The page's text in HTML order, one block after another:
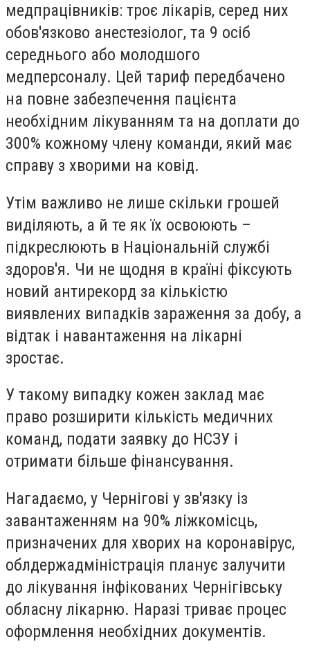
медпрацівників: троє лікарів, серед них
обов'язково анестезіолог, та 9 осіб
середнього або молодшого
медперсоналу. Цей тариф передбачено
на повне забезпечення пацієнта
необхідним лікуванням та на доплати до
300% кожному члену команди, який має
справу з хворими на ковід.
Утім важливо не лише скільки грошей
виділяють, а й те як їх освоюють –
підкреслюють в Національній службі
здоров'я. Чи не щодня в країні фіксують
новий антирекорд за кількістю
виявлених випадків зараження за добу, а
відтак і навантаження на лікарні
зростає.
У такому випадку кожен заклад має
право розширити кількість медичних
команд, подати заявку до НСЗУ і
отримати більше фінансування.
Нагадаємо, у Чернігові у зв'язку із
завантаженням на 90% ліжкомісць,
призначених для хворих на коронавірус,
облдержадміністрація планує залучити
до лікування інфікованих Чернігівську
обласну лікарню. Наразі триває процес
оформлення необхідних документів.